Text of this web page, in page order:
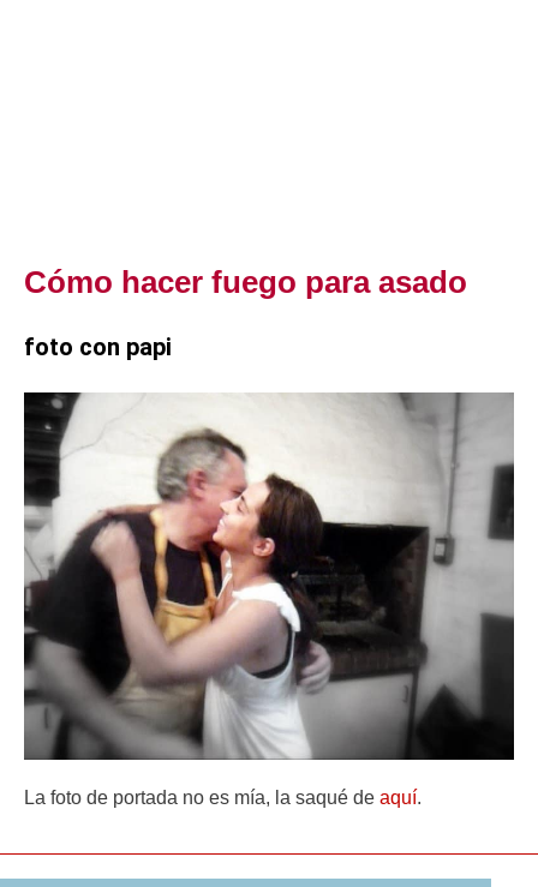
Cómo hacer fuego para asado
foto con papi
La foto de portada no es mía, la saqué de aquí.